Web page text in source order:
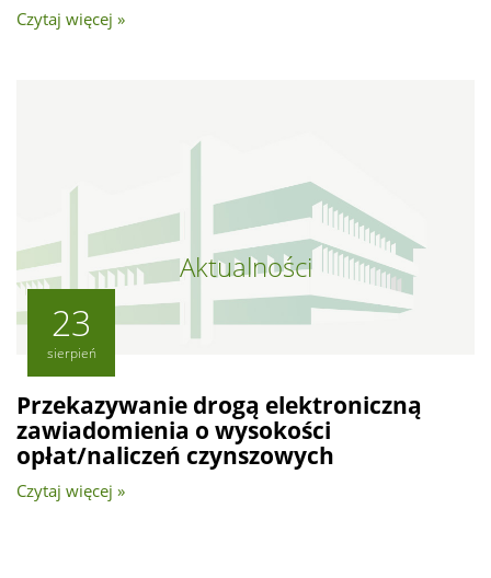
Czytaj więcej »
Aktualności
23
sierpień
Przekazywanie drogą elektroniczną
zawiadomienia o wysokości
opłat/naliczeń czynszowych
Czytaj więcej »